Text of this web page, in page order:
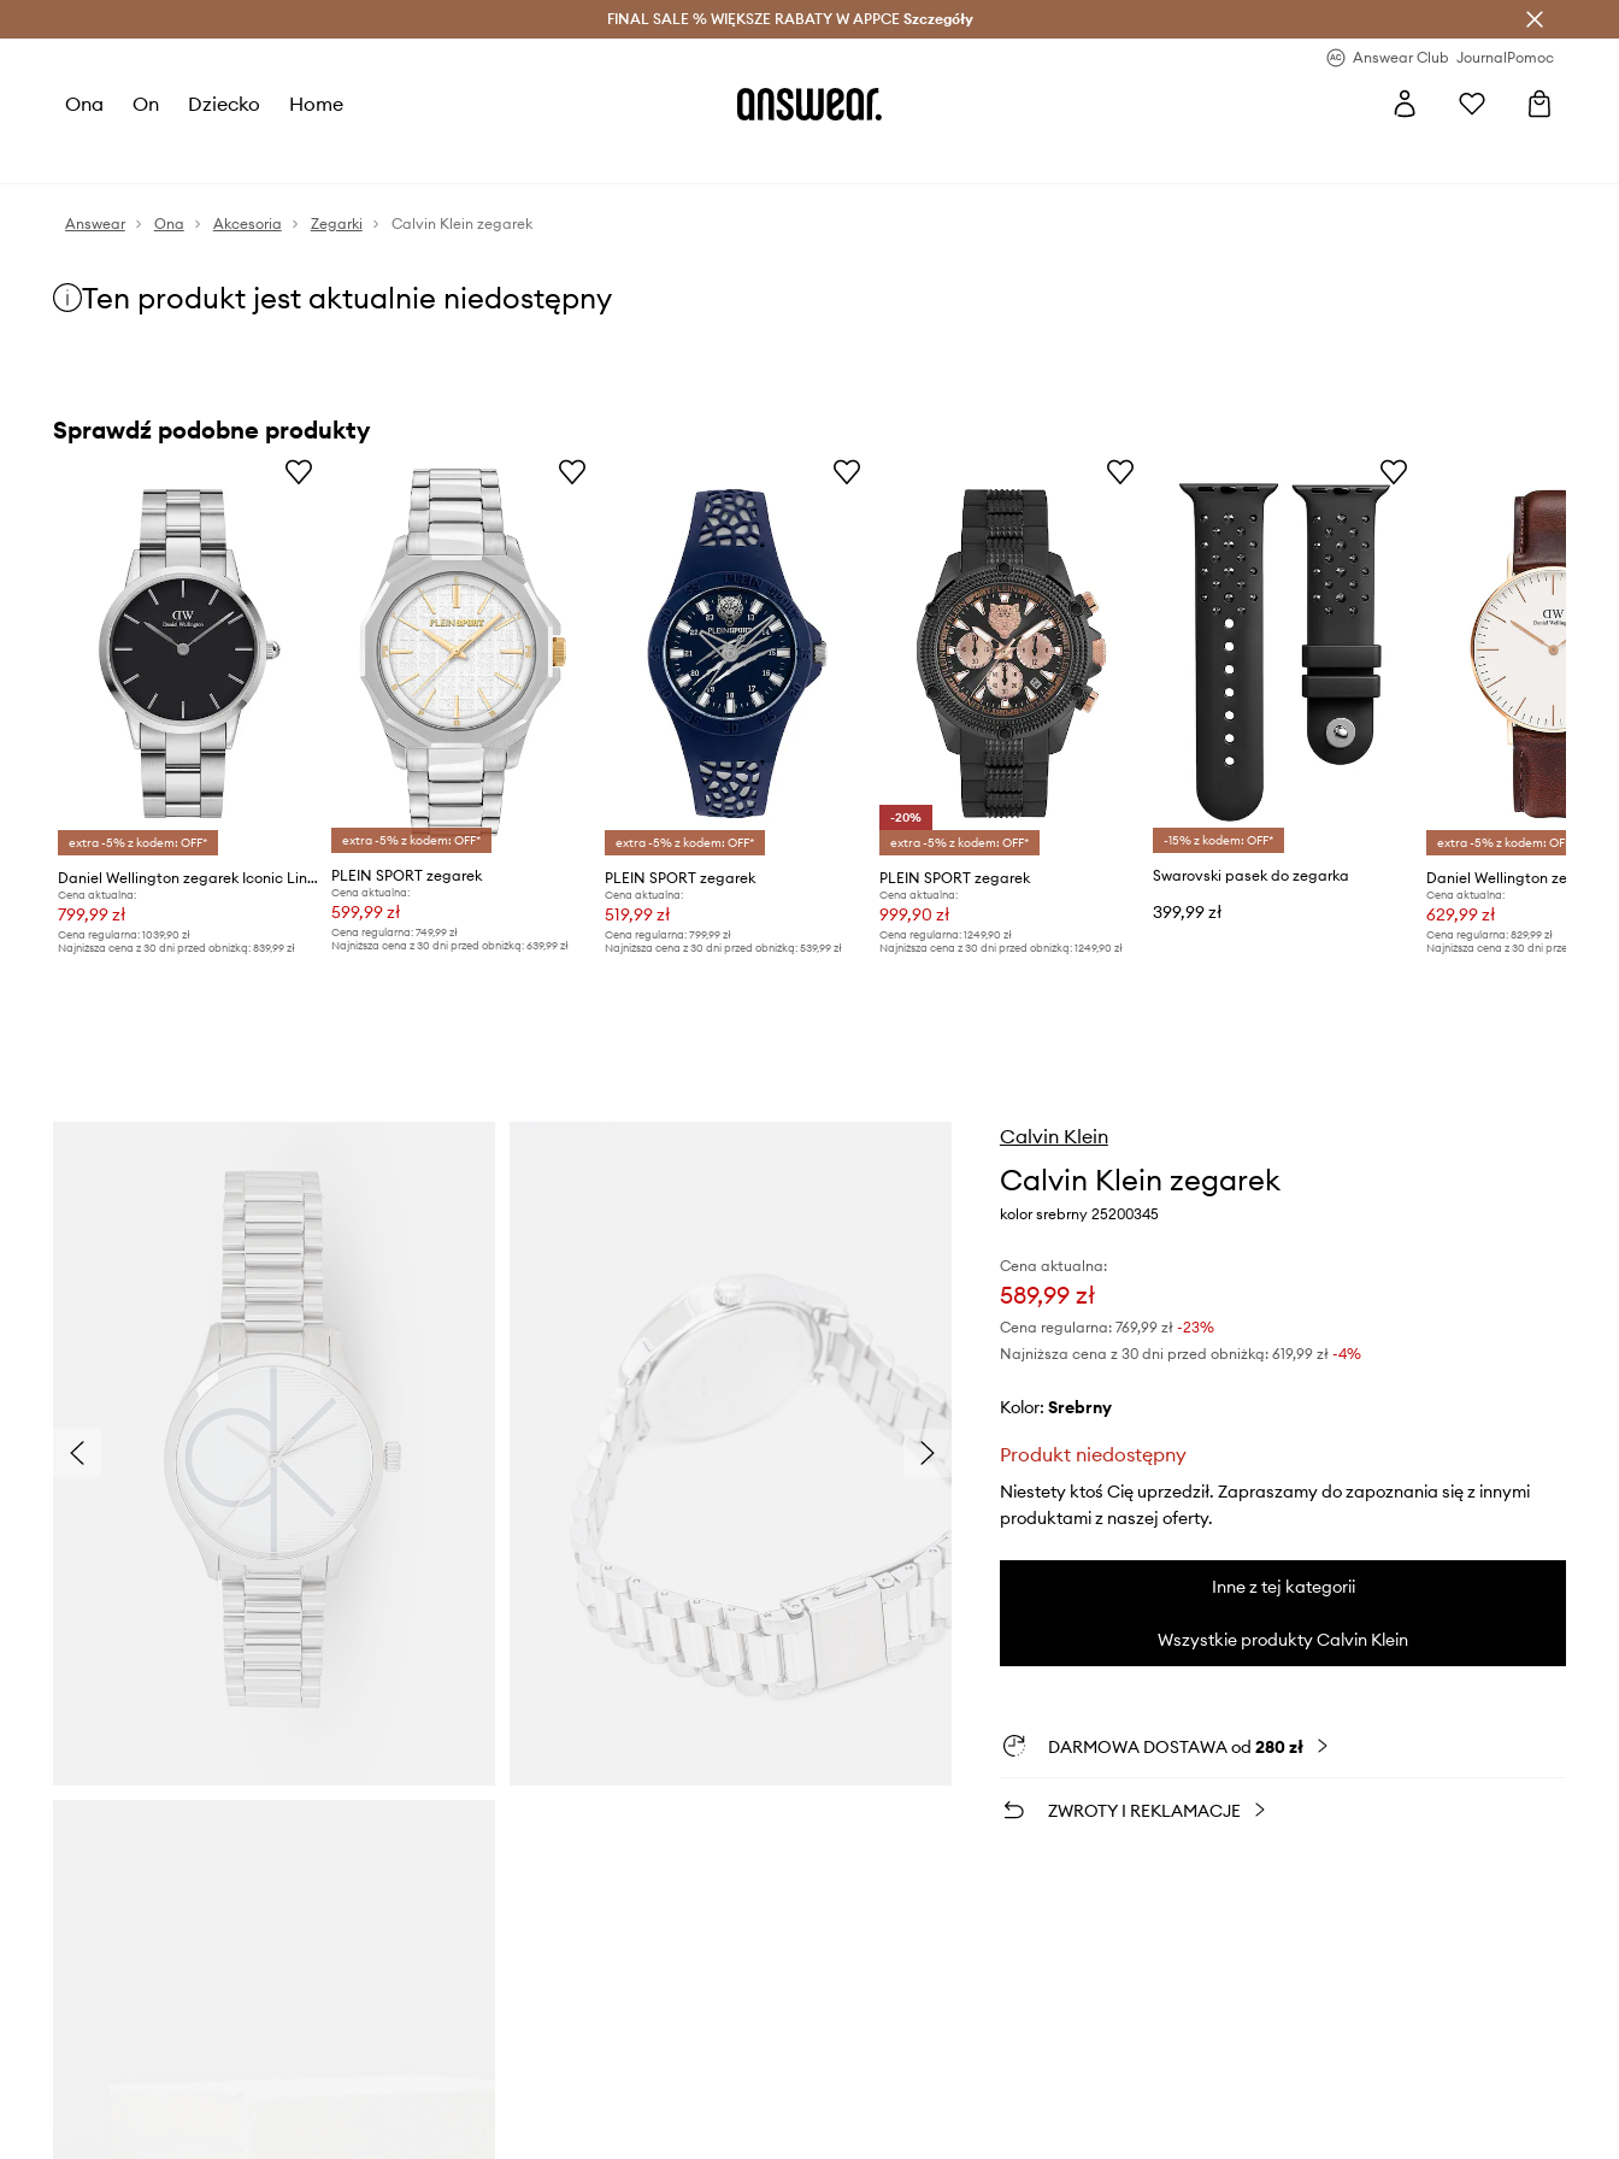
Oszczędzaj z Answear Club > Dostawa nawet w 24h >
FINAL SALE % WIĘKSZE RABATY W APPCE Szczegóły
Answear Club JournalPomoc
Ona On Dziecko Home
Answear Ona Akcesoria Zegarki Calvin Klein zegarek
Ten produkt jest aktualnie niedostępny
Sprawdź podobne produkty
extra -5% z kodem: OFF*
Daniel Wellington zegarek Iconic Link 36
Cena aktualna:
799,99 zł
Cena regularna: 1039,90 zł
Najniższa cena z 30 dni przed obniżką: 839,99 zł
extra -5% z kodem: OFF*
PLEIN SPORT zegarek
Cena aktualna:
599,99 zł
Cena regularna:749,99 zł
Najniższa cena z 30 dni przed obniżką:639,99 zł
extra -5% z kodem: OFF*
PLEIN SPORT zegarek
Cena aktualna:
519,99 zł
Cena regularna: 799,99 zł
Najniższa cena z 30 dni przed obniżką: 539,99 zł
-20%
extra -5% z kodem: OFF*
PLEIN SPORT zegarek
Cena aktualna:
999,90 zł
Cena regularna: 1249,90 zł
Najniższa cena z 30 dni przed obniżką: 1249,90 zł
-15% z kodem: OFF*
Swarovski pasek do zegarka
399,99 zł
extra -5% z kodem: OFF*
Cena aktualna:
629,99 zł
Cena regularna: 829,99 zł
Najniższa cena z 30 dni przed obniżką:
Calvin Klein
Calvin Klein zegarek
kolor srebrny 25200345
Cena aktualna:
589,99 zł
Cena regularna: 769,99 zł-23%
Najniższa cena z 30 dni przed obniżką: 619,99 zł -4%
Kolor: srebrny
Produkt niedostępny
Niestety ktoś Cię uprzedził. Zapraszamy do zapoznania się z innymi
produktami z naszej oferty.
Inne z tej kategorii
Wszystkie produkty Calvin Klein
DARMOWA DOSTAWA od 280 zł
ZWROTY I REKLAMACJE